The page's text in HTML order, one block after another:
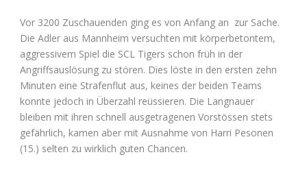
Vor 3200 Zuschauenden ging es von Anfang an zur Sache.
Die Adler aus Mannheim versuchten mit körperbetontem,
aggressivem Spiel die SCL Tigers schon früh in der
Angriffsauslösung zu stören. Dies löste in den ersten zehn
Minuten eine Strafenflut aus, keines der beiden Teams
konnte jedoch in Überzahl reüssieren. Die Langnauer
bleiben mit ihren schnell ausgetragenen Vorstössen stets
gefährlich, kamen aber mit Ausnahme von Harri Pesonen
(15.) selten zu wirklich guten Chancen.